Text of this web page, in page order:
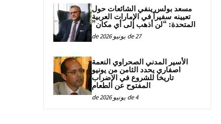
مسعد بولس ينفي الشائعات حول
تعيينه سفيراً في الإمارات العربية
المتحدة: “لن أذهب إلى أي مكان”
27 de يونيو de 2026
الأسير المدني الصحراوي النعمة
اصفاري يحدد الثامن من يونيو
تاريخا للشروع في الإضراب
المفتوح عن الطعام
4 de يونيو de 2026